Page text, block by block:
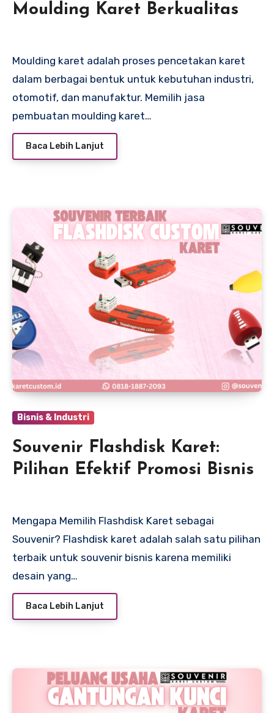
Moulding Karet Berkualitas
Moulding karet adalah proses pencetakan karet
dalam berbagai bentuk untuk kebutuhan industri,
otomotif, dan manufaktur. Memilih jasa
pembuatan moulding karet…
Baca Lebih Lanjut
Bisnis & Industri
Souvenir Flashdisk Karet:
Pilihan Efektif Promosi Bisnis
Mengapa Memilih Flashdisk Karet sebagai
Souvenir? Flashdisk karet adalah salah satu pilihan
terbaik untuk souvenir bisnis karena memiliki
desain yang…
Baca Lebih Lanjut